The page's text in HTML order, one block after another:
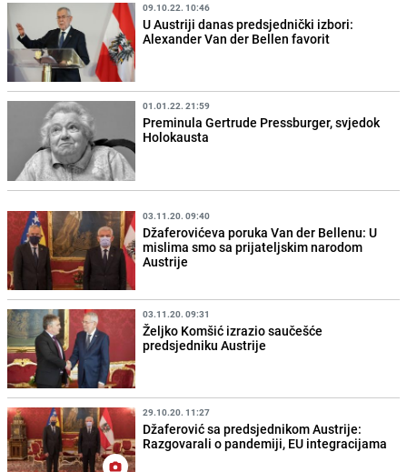
09.10.22. 10:46
U Austriji danas predsjednički izbori:
Alexander Van der Bellen favorit
01.01.22. 21:59
Preminula Gertrude Pressburger, svjedok
Holokausta
03.11.20. 09:40
Džaferovićeva poruka Van der Bellenu: U
mislima smo sa prijateljskim narodom
Austrije
03.11.20. 09:31
Željko Komšić izrazio saučešće
predsjedniku Austrije
29.10.20. 11:27
Džaferović sa predsjednikom Austrije:
Razgovarali o pandemiji, EU integracijama